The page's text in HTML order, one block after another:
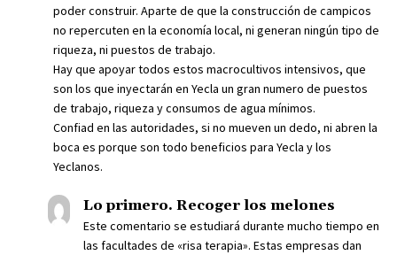
poder construir. Aparte de que la construcción de campicos
no repercuten en la economía local, ni generan ningún tipo de
riqueza, ni puestos de trabajo.
Hay que apoyar todos estos macrocultivos intensivos, que
son los que inyectarán en Yecla un gran numero de puestos
de trabajo, riqueza y consumos de agua mínimos.
Confiad en las autoridades, si no mueven un dedo, ni abren la
boca es porque son todo beneficios para Yecla y los
Yeclanos.
Lo primero. Recoger los melones
Este comentario se estudiará durante mucho tiempo en
las facultades de «risa terapia». Estas empresas dan